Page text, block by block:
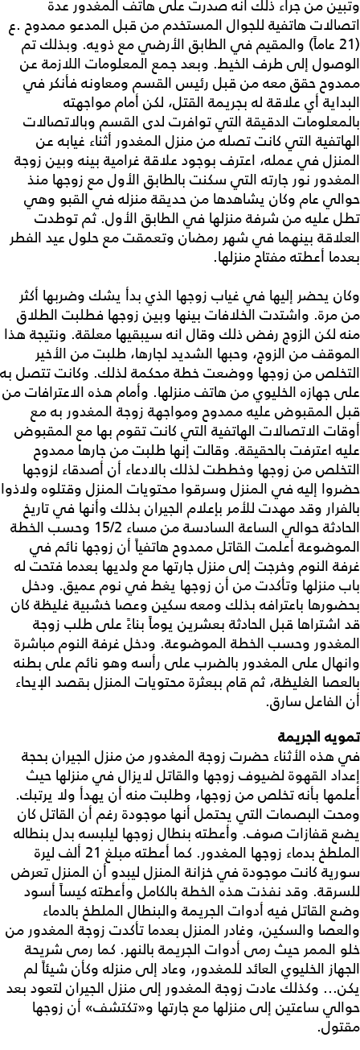
وتبين من جراء ذلك أنه صدرت على هاتف المغدور عدة
اتصالات هاتفية للجوال المستخدم من قبل المدعو ممدوح .ع
(21 عاماً) والمقيم في الطابق الأرضي مع ذويه. وبذلك تم
الوصول إلى طرف الخيط. وبعد جمع المعلومات اللازمة عن
ممدوح حقق معه من قبل رئيس القسم ومعاونه فأنكر في
البداية أي علاقة له بجريمة القتل، لكن أمام مواجهته
بالمعلومات الدقيقة التي توافرت لدى القسم وبالاتصالات
الهاتفية التي كانت تصله من منزل المغدور أثناء غيابه عن
المنزل في عمله، اعترف بوجود علاقة غرامية بينه وبين زوجة
المغدور نور جارته التي سكنت بالطابق الأول مع زوجها منذ
حوالي عام وكان يشاهدها من حديقة منزله في القبو وهي
تطل عليه من شرفة منزلها في الطابق الأول. ثم توطدت
العلاقة بينهما في شهر رمضان وتعمقت مع حلول عيد الفطر
بعدما أعطته مفتاح منزلها.
وكان يحضر إليها في غياب زوجها الذي بدأ يشك وضربها أكثر
من مرة. واشتدت الخلافات بينها وبين زوجها فطلبت الطلاق
منه لكن الزوج رفض ذلك وقال انه سيبقيها معلقة. ونتيجة هذا
الموقف من الزوج، وحبها الشديد لجارها، طلبت من الأخير
التخلص من زوجها ووضعت خطة محكمة لذلك. وكانت تتصل به
على جهازه الخليوي من هاتف منزلها. وأمام هذه الاعترافات من
قبل المقبوض عليه ممدوح ومواجهة زوجة المغدور به مع
أوقات الاتصالات الهاتفية التي كانت تقوم بها مع المقبوض
عليه اعترفت بالحقيقة. وقالت إنها طلبت من جارها ممدوح
التخلص من زوجها وخططت لذلك بالادعاء أن أصدقاء لزوجها
حضروا إليه في المنزل وسرقوا محتويات المنزل وقتلوه ولاذوا
بالفرار وقد مهدت للأمر بإعلام الجيران بذلك وأنها في تاريخ
الحادثة حوالي الساعة السادسة من مساء 15/2 وحسب الخطة
الموضوعة أعلمت القاتل ممدوح هاتفياً أن زوجها نائم في
غرفة النوم وخرجت إلى منزل جارتها مع ولديها بعدما فتحت له
باب منزلها وتأكدت من أن زوجها يغط في نوم عميق. ودخل
بحضورها باعترافه بذلك ومعه سكين وعصا خشبية غليظة كان
قد اشتراها قبل الحادثة بعشرين يوماً بناءً على طلب زوجة
المغدور وحسب الخطة الموضوعة. ودخل غرفة النوم مباشرة
وانهال على المغدور بالضرب على رأسه وهو نائم على بطنه
بالعصا الغليظة، ثم قام ببعثرة محتويات المنزل بقصد الإيحاء
أن الفاعل سارق.‏
تمويه الجريمة
في هذه الأثناء حضرت زوجة المغدور من منزل الجيران بحجة
إعداد القهوة لضيوف زوجها والقاتل لايزال في منزلها حيث
أعلمها بأنه تخلص من زوجها، وطلبت منه أن يهدأ ولا يرتبك.
ومحت البصمات التي يحتمل أنها موجودة رغم أن القاتل كان
يضع قفازات صوف. وأعطته بنطال زوجها ليلبسه بدل بنطاله
الملطخ بدماء زوجها المغدور.‏ كما أعطته مبلغ 21 ألف ليرة
سورية كانت موجودة في خزانة المنزل ليبدو أن المنزل تعرض
للسرقة.‏ وقد نفذت هذه الخطة بالكامل وأعطته كيساً أسود
وضع القاتل فيه أدوات الجريمة والبنطال الملطخ بالدماء
والعصا والسكين، وغادر المنزل بعدما تأكدت زوجة المغدور من
خلو الممر حيث رمى أدوات الجريمة بالنهر. كما رمى شريحة
الجهاز الخليوي العائد للمغدور، وعاد إلى منزله وكأن شيئاً لم
يكن... وكذلك عادت زوجة المغدور إلى منزل الجيران لتعود بعد
حوالي ساعتين إلى منزلها مع جارتها و«تكتشف» أن زوجها
مقتول.